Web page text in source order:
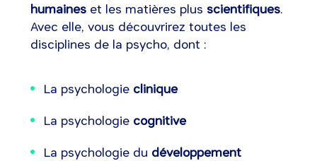
humaineset les matières plus scientifiques.
Avec elle, vous découvrirez toutes les
disciplines de la psycho, dont :
La psychologie clinique
La psychologie cognitive
La psychologie du développement